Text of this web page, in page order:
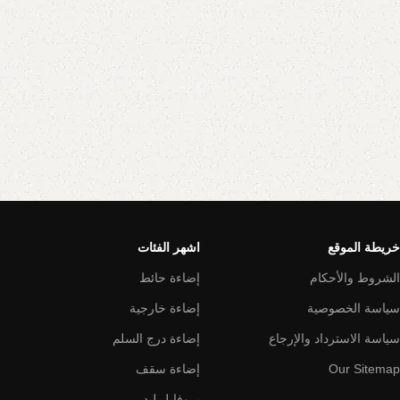
خريطة الموقع
الشروط والأحكام
سياسة الخصوصية
سياسة الاسترداد والإرجاع
Our Sitemap
اشهر الفئات
إضاءة حائط
إضاءة خارجية
إضاءة درج السلم
إضاءة سقف